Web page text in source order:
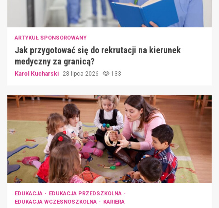
ARTYKUŁ SPONSOROWANY
Jak przygotować się do rekrutacji na kierunek
medyczny za granicą?
Karol Kucharski 28 lipca 2026 133
EDUKACJA
EDUKACJA PRZEDSZKOLNA
EDUKACJA WCZESNOSZKOLNA
KARIERA